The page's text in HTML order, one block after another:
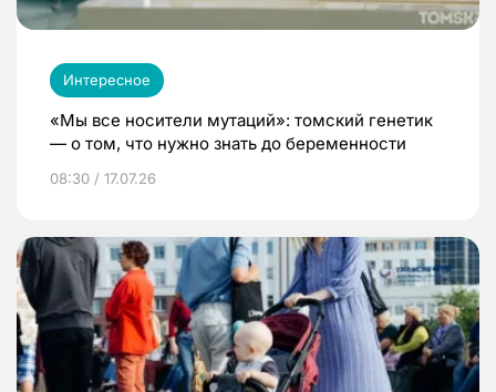
Интересное
«Мы все носители мутаций»: томский генетик
— о том, что нужно знать до беременности
08:30 / 17.07.26